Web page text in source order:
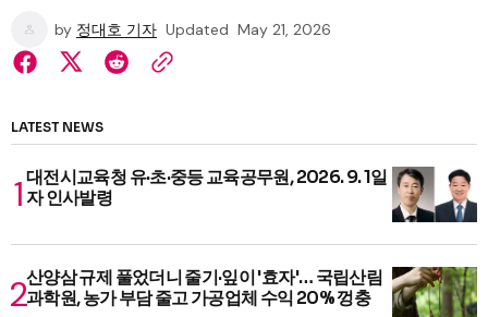
by 정대호 기자 Updated May 21, 2026
LATEST NEWS
대전시교육청 유·초·중등 교육공무원, 2026. 9. 1일
자 인사발령
산양삼 규제 풀었더니 줄기·잎이 '효자'… 국립산림
과학원, 농가 부담 줄고 가공업체 수익 20% 껑충